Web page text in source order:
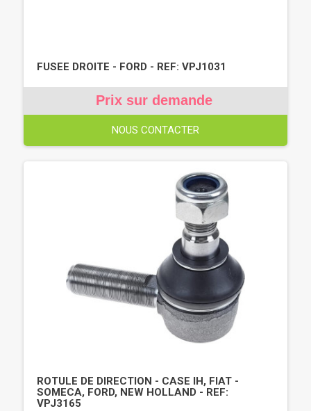
FUSEE DROITE - FORD - REF: VPJ1031
Prix sur demande
NOUS CONTACTER
ROTULE DE DIRECTION - CASE IH, FIAT -
SOMECA, FORD, NEW HOLLAND - REF:
VPJ3165